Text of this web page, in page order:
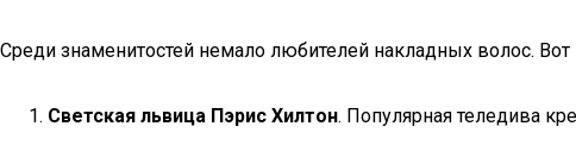
Среди знаменитостей немало любителей накладных волос. Вот
Светская львица Пэрис Хилтон. Популярная теледива